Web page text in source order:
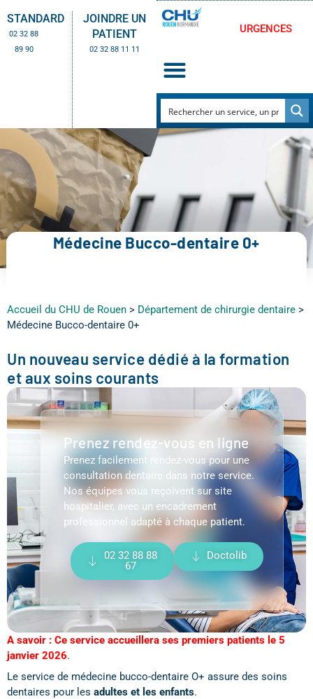
STANDARD
02 32 88
89 90
JOINDRE UN
PATIENT
02 32 88 11 11
URGENCES
Médecine Bucco-dentaire 0+
Accueil du CHU de Rouen > Département de chirurgie dentaire >
Médecine Bucco-dentaire 0+
Un nouveau service dédié à la formation
et aux soins courants
Prenez rendez-vous en ligne
Prenez facilement rendez-vous pour une
consultation dentaire dans notre service.
Nos équipes vous reçoivent sur site
hospitalier, avec un encadrement
professionnel adapté à chaque patient.
02 32 88 88
67
Doctolib
A savoir : Ce service accueillera ses premiers patients le 5
janvier 2026.
Le service de médecine bucco-dentaire O+ assure des soins
dentaires pour les adultes et les enfants.